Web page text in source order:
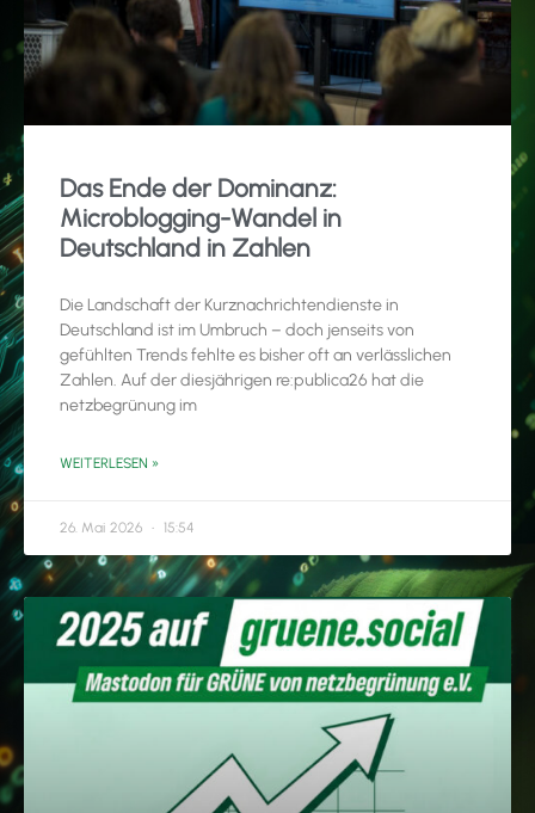
Das Ende der Dominanz:
Microblogging-Wandel in
Deutschland in Zahlen
Die Landschaft der Kurznachrichtendienste in
Deutschland ist im Umbruch – doch jenseits von
gefühlten Trends fehlte es bisher oft an verlässlichen
Zahlen. Auf der diesjährigen re:publica26 hat die
netzbegrünung im
WEITERLESEN »
26. Mai 2026 15:54